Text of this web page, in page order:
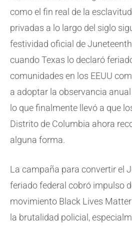
como el fin real de la
privadas a lo largo del siglo
festividad oficial de
cuando Texas lo declaró
comunidades en los EEUU
a adoptar la observancia
lo que finalmente llevó a que
Distrito de Columbia ahora
alguna forma.
La campaña para convertir el
feriado federal cobró impulso
movimiento Black Lives
la brutalidad policial,